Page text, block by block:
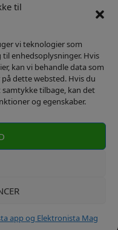
til
vi teknologier som
enhedsoplysninger. Hvis
kan vi behandle data som
dette websted. Hvis du
tilbage, kan det
og egenskaber.
app og Elektronista Mag